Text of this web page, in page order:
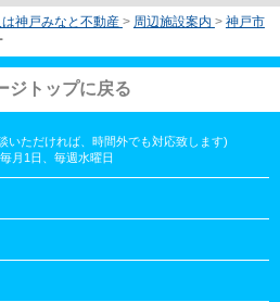
神戸みなと不動産 > 周辺施設案内 > 神戸市
ジトップに戻る
いただければ、時間外でも対応致します)
月1日、毎週水曜日